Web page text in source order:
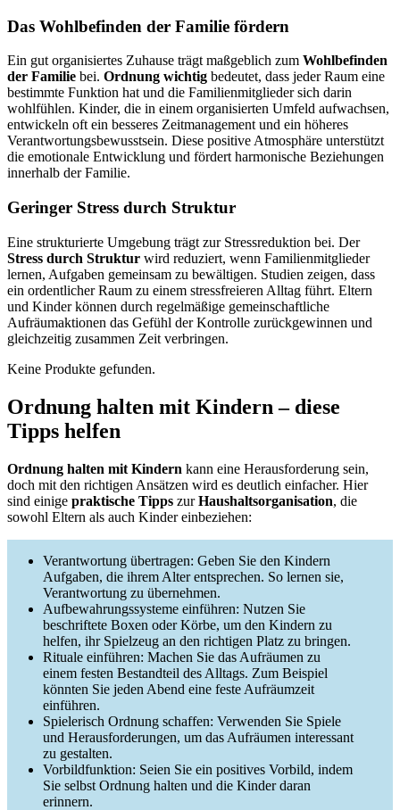
Das Wohlbefinden der Familie fördern
Ein gut organisiertes Zuhause trägt maßgeblich zum Wohlbefinden
der Familie bei. Ordnung wichtig bedeutet, dass jeder Raum eine
bestimmte Funktion hat und die Familienmitglieder sich darin
wohlfühlen. Kinder, die in einem organisierten Umfeld aufwachsen,
entwickeln oft ein besseres Zeitmanagement und ein höheres
Verantwortungsbewusstsein. Diese positive Atmosphäre unterstützt
die emotionale Entwicklung und fördert harmonische Beziehungen
innerhalb der Familie.
Geringer Stress durch Struktur
Eine strukturierte Umgebung trägt zur Stressreduktion bei. Der
Stress durch Struktur wird reduziert, wenn Familienmitglieder
lernen, Aufgaben gemeinsam zu bewältigen. Studien zeigen, dass
ein ordentlicher Raum zu einem stressfreieren Alltag führt. Eltern
und Kinder können durch regelmäßige gemeinschaftliche
Aufräumaktionen das Gefühl der Kontrolle zurückgewinnen und
gleichzeitig zusammen Zeit verbringen.
Keine Produkte gefunden.
Ordnung halten mit Kindern – diese
Tipps helfen
Ordnung halten mit Kindern kann eine Herausforderung sein,
doch mit den richtigen Ansätzen wird es deutlich einfacher. Hier
sind einige praktische Tipps zurHaushaltsorganisation, die
sowohl Eltern als auch Kinder einbeziehen:
Verantwortung übertragen: Geben Sie den Kindern
Aufgaben, die ihrem Alter entsprechen. So lernen sie,
Verantwortung zu übernehmen.
Aufbewahrungssysteme einführen: Nutzen Sie
beschriftete Boxen oder Körbe, um den Kindern zu
helfen, ihr Spielzeug an den richtigen Platz zu bringen.
Rituale einführen: Machen Sie das Aufräumen zu
einem festen Bestandteil des Alltags. Zum Beispiel
könnten Sie jeden Abend eine feste Aufräumzeit
einführen.
Spielerisch Ordnung schaffen: Verwenden Sie Spiele
und Herausforderungen, um das Aufräumen interessant
zu gestalten.
Vorbildfunktion: Seien Sie ein positives Vorbild, indem
Sie selbst Ordnung halten und die Kinder daran
erinnern.